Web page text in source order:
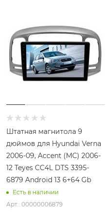
Штатная магнитола 9
дюймов для Hyundai Verna
2006-09, Accent (MC) 2006-
12 Teyes CC4L DTS 3395-
6879 Android 13 6+64 Gb
Есть в наличии
Арт.: 00000006879